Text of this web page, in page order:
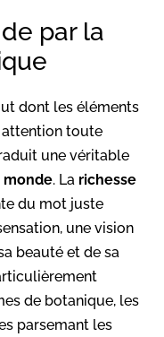
par la
dont les éléments
attention toute
une véritable
monde. La richesse
du mot juste
une vision
beauté et de sa
de botanique, les
parsemant les